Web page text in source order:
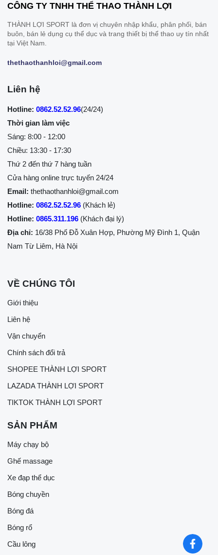
CÔNG TY TNHH THỂ THAO THÀNH LỢI
THÀNH LỢI SPORT là đơn vị chuyên nhập khẩu, phân phối, bán
buôn, bán lẻ dụng cụ thể dục và trang thiết bị thể thao uy tín nhất
tại Việt Nam.
thethaothanhloi@gmail.com
Liên hệ
Hotline: 0862.52.52.96(24/24)
Thời gian làm việc
Sáng: 8:00 - 12:00
Chiều: 13:30 - 17:30
Thứ 2 đến thứ 7 hàng tuần
Cửa hàng online trực tuyến 24/24
Email: thethaothanhloi@gmail.com
Hotline: 0862.52.52.96 (Khách lẻ)
Hotline: 0865.311.196 (Khách đại lý)
Địa chỉ: 16/38 Phố Đỗ Xuân Hợp, Phường Mỹ Đình 1, Quận
Nam Từ Liêm, Hà Nội
VỀ CHÚNG TÔI
Giới thiệu
Liên hệ
Vận chuyển
Chính sách đổi trả
SHOPEE THÀNH LỢI SPORT
LAZADA THÀNH LỢI SPORT
TIKTOK THÀNH LỢI SPORT
SẢN PHẨM
Máy chạy bộ
Ghế massage
Xe đạp thể dục
Bóng chuyền
Bóng đá
Bóng rổ
Cầu lông